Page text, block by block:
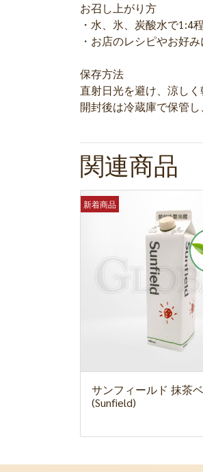
お召し上がり方
・水、氷、炭酸水で1:4
・お店のレシピやお好
保存方法
直射日光を避け、涼しく
開封後は冷蔵庫で保管
関連商品
新着商品
サンフィールド 抹茶
(Sunfield)